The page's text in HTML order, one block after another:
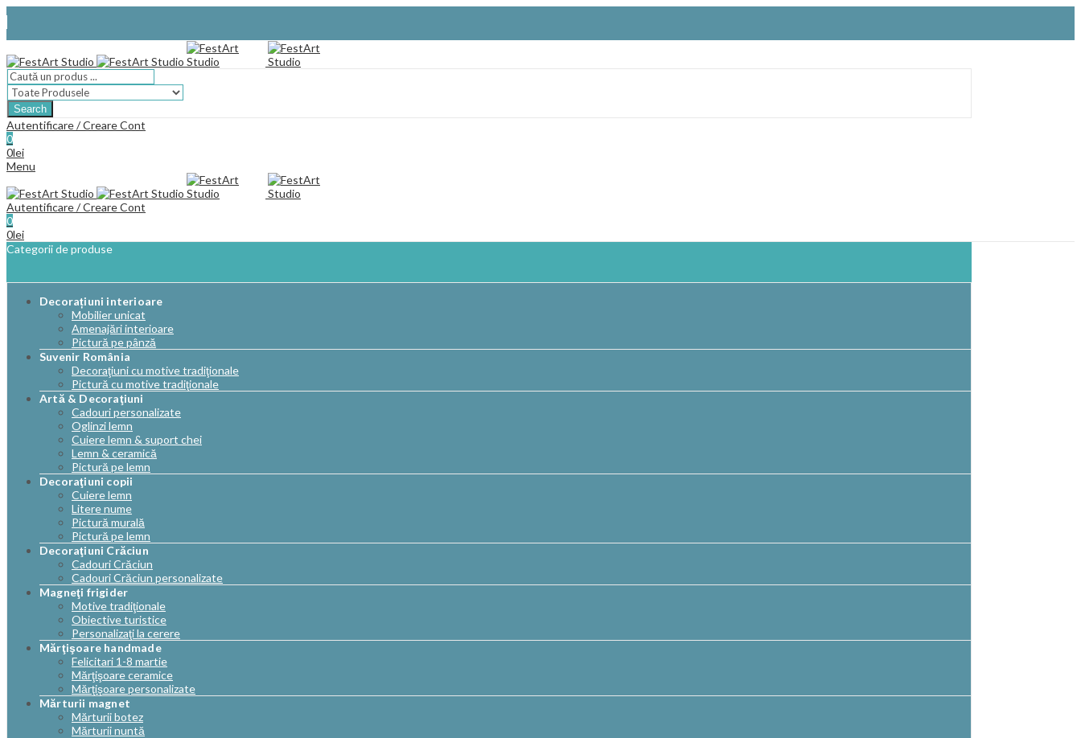
Facebook
Search
Autentificare / Creare Cont
0
0lei
Menu
Autentificare / Creare Cont
0
0lei
Categorii de produse
Decorațiuni interioare
Mobilier unicat
Amenajări interioare
Pictură pe pânză
Suvenir România
Decoraţiuni cu motive tradiţionale
Pictură cu motive tradiţionale
Artă & Decoraţiuni
Cadouri personalizate
Oglinzi lemn
Cuiere lemn & suport chei
Lemn & ceramică
Pictură pe lemn
Decoraţiuni copii
Cuiere lemn
Litere nume
Pictură murală
Pictură pe lemn
Decoraţiuni Crăciun
Cadouri Crăciun
Cadouri Crăciun personalizate
Magneţi frigider
Motive tradiţionale
Obiective turistice
Personalizaţi la cerere
Mărţişoare handmade
Felicitari 1-8 martie
Mărţişoare ceramice
Mărţişoare personalizate
Mărturii magnet
Mărturii botez
Mărturii nuntă